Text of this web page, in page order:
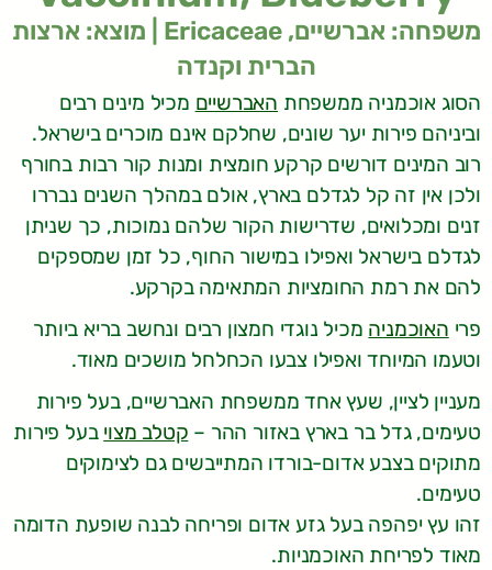
משפחה: אברשיים, Ericaceae | מוצא: ארצות
הברית וקנדה
הסוג אוכמניה ממשפחת האברשיים מכיל מינים רבים
וביניהם פירות יער שונים, שחלקם אינם מוכרים בישראל.
רוב המינים דורשים קרקע חומצית ומנות קור רבות בחורף
ולכן אין זה קל לגדלם בארץ, אולם במהלך השנים נבררו
זנים ומכלואים, שדרישות הקור שלהם נמוכות, כך שניתן
לגדלם בישראל ואפילו במישור החוף, כל זמן שמספקים
להם את רמת החומציות המתאימה בקרקע.
פרי האוכמניה מכיל נוגדי חמצון רבים ונחשב בריא ביותר
וטעמו המיוחד ואפילו צבעו הכחלחל מושכים מאוד.
מעניין לציין, שעץ אחד ממשפחת האברשיים, בעל פירות
טעימים, גדל בר בארץ באזור ההר – קטלב מצוי בעל פירות
מתוקים בצבע אדום-בורדו המתייבשים גם לצימוקים
טעימים.
זהו עץ יפהפה בעל גזע אדום ופריחה לבנה שופעת הדומה
מאוד לפריחת האוכמניות.